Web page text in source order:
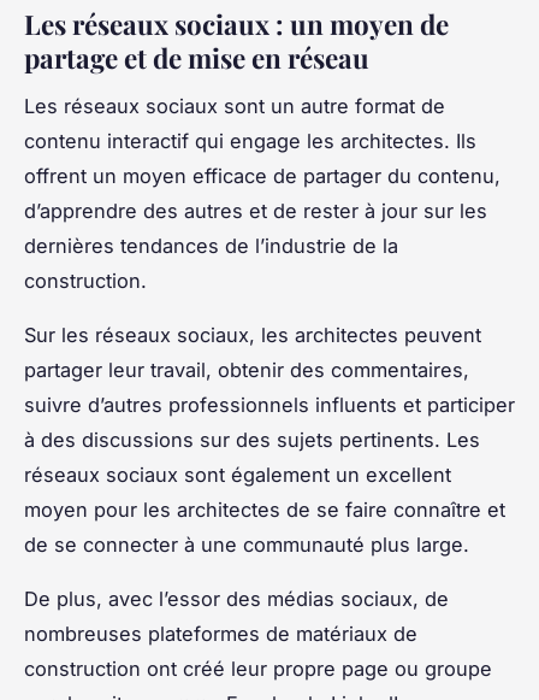
Les réseaux sociaux : un moyen de
partage et de mise en réseau
Les réseaux sociaux sont un autre format de
contenu interactif qui engage les architectes. Ils
offrent un moyen efficace de partager du contenu,
d’apprendre des autres et de rester à jour sur les
dernières tendances de l’industrie de la
construction.
Sur les réseaux sociaux, les architectes peuvent
partager leur travail, obtenir des commentaires,
suivre d’autres professionnels influents et participer
à des discussions sur des sujets pertinents. Les
réseaux sociaux sont également un excellent
moyen pour les architectes de se faire connaître et
de se connecter à une communauté plus large.
De plus, avec l’essor des médias sociaux, de
nombreuses plateformes de matériaux de
construction ont créé leur propre page ou groupe